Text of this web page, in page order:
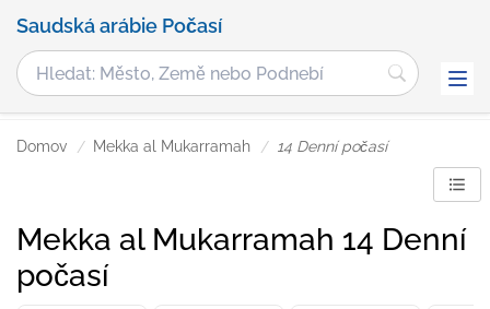
Saudská arábie Počasí
Domov Mekka al Mukarramah 14 Denní počasí
Mekka al Mukarramah 14 Denní
počasí